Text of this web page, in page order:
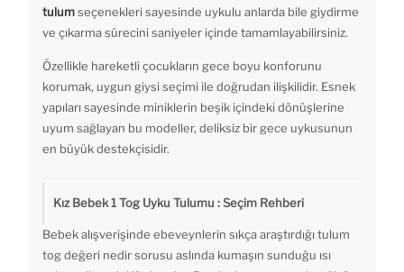
tulumseçenekleri sayesinde uykulu anlarda bile giydirme
ve çıkarma sürecini saniyeler içinde tamamlayabilirsiniz.
Özellikle hareketli çocukların gece boyu konforunu
korumak, uygun giysi seçimi ile doğrudan ilişkilidir. Esnek
yapıları sayesinde miniklerin beşik içindeki dönüşlerine
uyum sağlayan bu modeller, deliksiz bir gece uykusunun
en büyük destekçisidir.
Kız Bebek 1 Tog Uyku Tulumu : Seçim Rehberi
Bebek alışverişinde ebeveynlerin sıkça araştırdığı tulum
tog değeri nedir sorusu aslında kumaşın sunduğu ısı